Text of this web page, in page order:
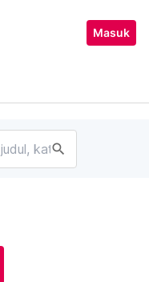
Masuk
search